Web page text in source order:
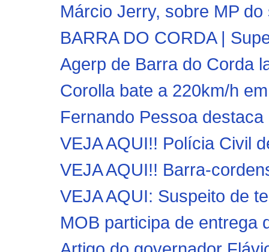
Márcio Jerry, sobre MP
BARRA DO CORDA |
Agerp de Barra do Corda
Corolla bate a 220km/h
Fernando Pessoa
VEJA AQUI!! Polícia Civil
VEJA AQUI!! Barra-
VEJA AQUI: Suspeito de
MOB participa de entrega